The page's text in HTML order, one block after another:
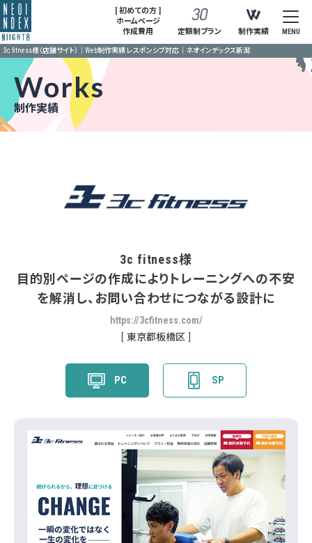
[ 初めての方 ]
ホームページ
作成費用
定額制プラン 制作実績 MENU
3c fitness様（店舗サイト）｜Web制作実績 レスポンシブ対応｜ネオインデックス新潟
Works
制作実績
3c fitness様
目的別ページの作成によりトレーニングへの不安
を解消し、お問い合わせにつながる設計に
https://3cfitness.com/
東京都板橋区
PC SP